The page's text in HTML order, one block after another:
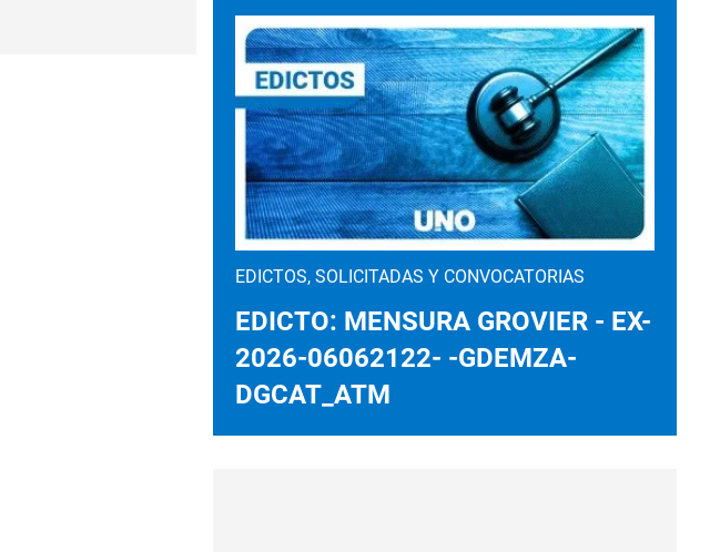
EDICTOS, SOLICITADAS Y CONVOCATORIAS
EDICTO: MENSURA GROVIER - EX-
2026-06062122- -GDEMZA-
DGCAT_ATM